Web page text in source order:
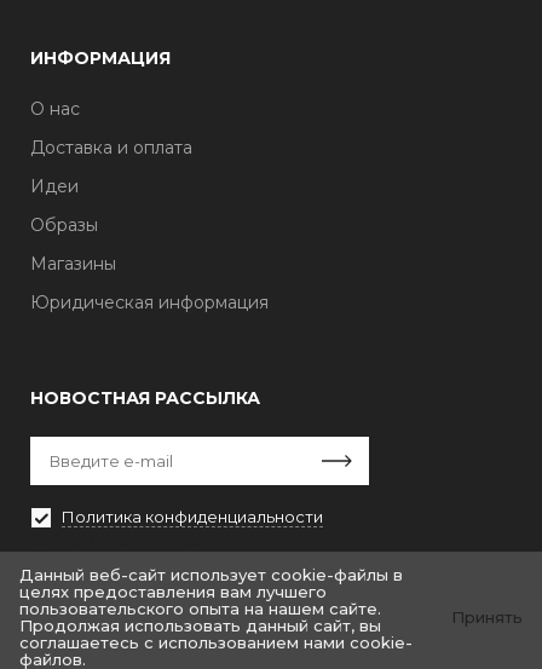
ИНФОРМАЦИЯ
О нас
Доставка и оплата
Идеи
Образы
Магазины
Юридическая информация
НОВОСТНАЯ РАССЫЛКА
Политика конфиденциальности
Первая кампания
© «Крайт: Одежда.Fashion»
Данный веб-сайт использует cookie-файлы в
целях предоставления вам лучшего
пользовательского опыта на нашем сайте.
Продолжая использовать данный сайт, вы
соглашаетесь с использованием нами cookie-
файлов.
Принять